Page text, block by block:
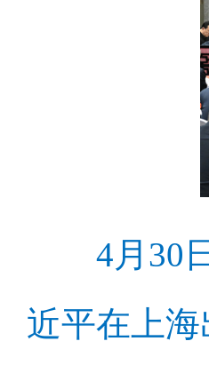
4月30
近平在上